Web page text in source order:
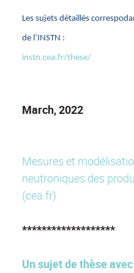
Les sujets détaillés
de l’INSTN :
instn.cea.fr/these/
March, 2022
Mesures et
neutroniques des
(cea.fr)
*******************
Un sujet de thèse